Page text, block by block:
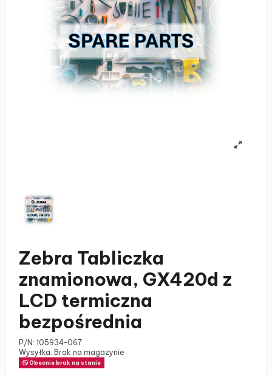
Zebra Tabliczka
znamionowa, GX420d z
LCD termiczna
bezpośrednia
P/N: 105934-067
Wysyłka: Brak na magazynie
Obecnie brak na stanie